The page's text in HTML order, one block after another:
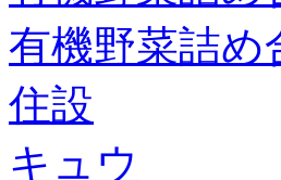
有機野菜詰め
住設
キュウ